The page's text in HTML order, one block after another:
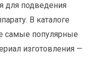
для подведения
В каталоге
самые популярные
изготовления —